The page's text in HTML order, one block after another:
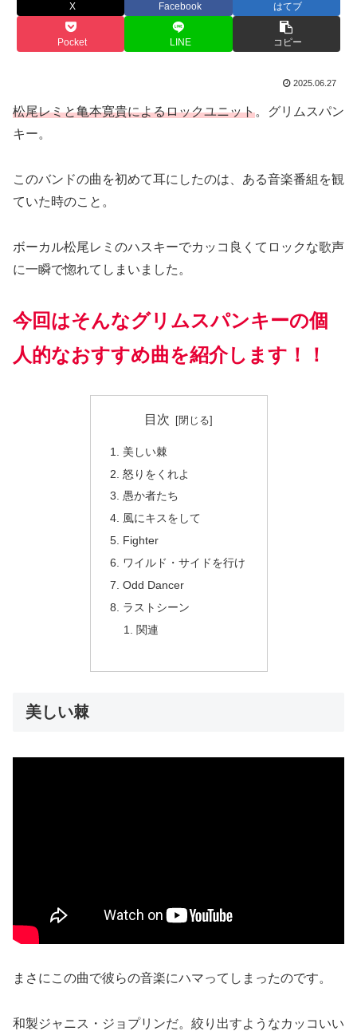
X Facebook はてブ
Pocket LINE コピー
2025.06.27
松尾レミと亀本寛貴によるロックユニット。グリムスパン
キー。
このバンドの曲を初めて耳にしたのは、ある音楽番組を観
ていた時のこと。
ボーカル松尾レミのハスキーでカッコ良くてロックな歌声
に一瞬で惚れてしまいました。
今回はそんなグリムスパンキーの個
人的なおすすめ曲を紹介します！！
目次
美しい棘
怒りをくれよ
愚か者たち
風にキスをして
Fighter
ワイルド・サイドを行け
Odd Dancer
ラストシーン
関連
美しい棘
まさにこの曲で彼らの音楽にハマってしまったのです。
和製ジャニス・ジョプリンだ。絞り出すようなカッコいい